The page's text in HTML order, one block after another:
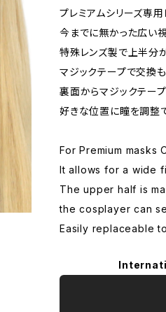
プレミアムシリーズ専用
今までに無かった広い
特殊レンズ製で上半分
マジックテープで交換も
裏面からマジックテー
好きな位置に瞳を調整で
For Premium masks
It allows for a wide
The upper half is
the cosplayer can
Easily replaceable